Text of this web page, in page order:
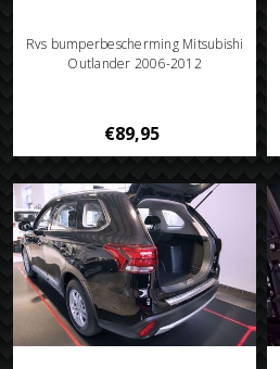
Rvs bumperbescherming Mitsubishi
Outlander 2006-2012
€89,95